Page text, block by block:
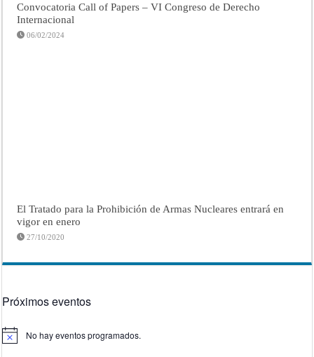
Convocatoria Call of Papers – VI Congreso de Derecho
Internacional
06/02/2024
El Tratado para la Prohibición de Armas Nucleares entrará en
vigor en enero
27/10/2020
Próximos eventos
Aviso No hay eventos programados.